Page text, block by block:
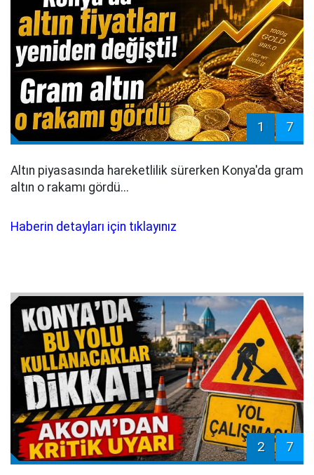
1 7
Altın piyasasında hareketlilik sürerken Konya'da gram
altın o rakamı gördü...
Haberin detayları için tıklayınız
2 7